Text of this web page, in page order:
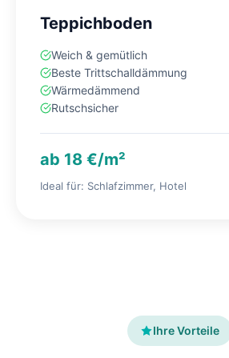
Teppichboden
Weich & gemütlich
Beste Trittschalldämmung
Wärmedämmend
Rutschsicher
ab 18 €/m²
Ideal für: Schlafzimmer, Hotel
Ihre Vorteile